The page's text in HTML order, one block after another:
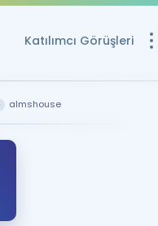
Katılımcı Görüşleri
Ücretsiz
almshouse